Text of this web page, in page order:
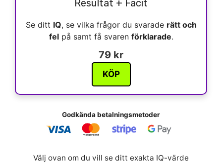
Resultat + Facit
Se ditt IQ, se vilka frågor du svarade rätt och
felpå samt få svaren förklarade.
79 kr
KÖP
Godkända betalningsmetoder
Välj ovan om du vill se ditt exakta IQ-värde